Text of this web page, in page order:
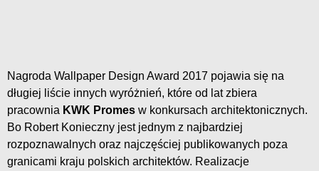
Nagroda Wallpaper Design Award 2017 pojawia się na
długiej liście innych wyróżnień, które od lat zbiera
pracownia KWK Promes w konkursach architektonicznych.
Bo Robert Konieczny jest jednym z najbardziej
rozpoznawalnych oraz najczęściej publikowanych poza
granicami kraju polskich architektów. Realizacje